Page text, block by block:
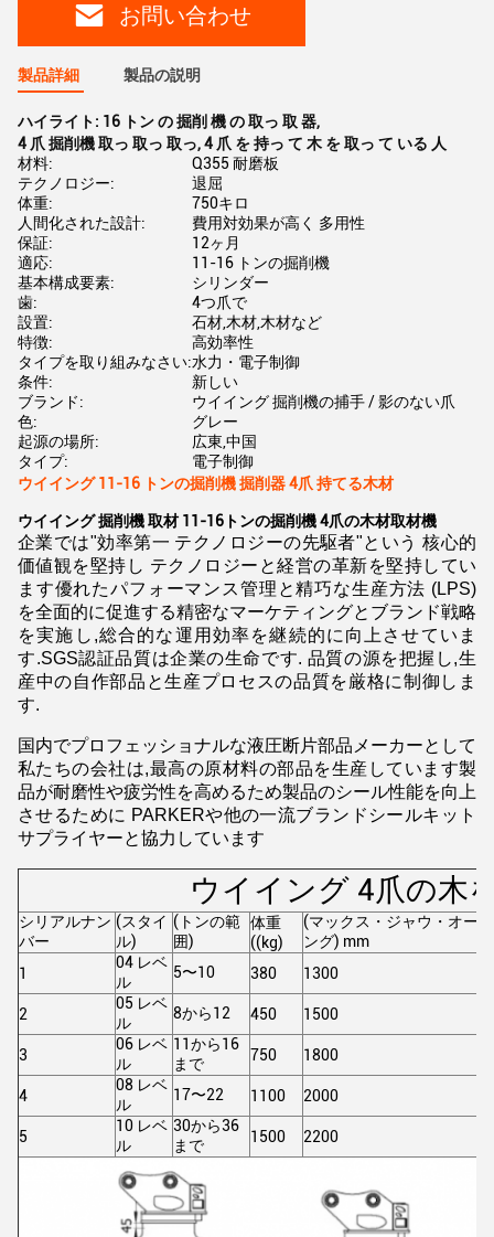
お問い合わせ
製品詳細 製品の説明
ハイライト: 16 トン の 掘削 機 の 取っ 取 器,
4 爪 掘削機 取っ 取っ 取っ,4 爪 を 持っ て 木 を 取っ て いる 人
材料:
Q355 耐磨板
テクノロジー:
退屈
体重:
750キロ
人間化された設計:
費用対効果が高く 多用性
保証:
12ヶ月
適応:
11-16 トンの掘削機
基本構成要素:
シリンダー
歯:
4つ爪で
設置:
石材,木材,木材など
特徴:
高効率性
タイプを取り組みなさい:水力・電子制御
条件:
新しい
ブランド:
ウイイング 掘削機の捕手 / 影のない爪
色:
グレー
起源の場所:
広東,中国
タイプ:
電子制御
ウイイング 11-16 トンの掘削機 掘削器 4爪 持てる木材
ウイイング 掘削機 取材 11-16トンの掘削機 4爪の木材取材機
企業では"効率第一 テクノロジーの先駆者"という 核心的
価値観を堅持し テクノロジーと経営の革新を堅持してい
ます優れたパフォーマンス管理と精巧な生産方法 (LPS)
を全面的に促進する精密なマーケティングとブランド戦略
を実施し,総合的な運用効率を継続的に向上させていま
す.SGS認証品質は企業の生命です. 品質の源を把握し,生
産中の自作部品と生産プロセスの品質を厳格に制御しま
す.
国内でプロフェッショナルな液圧断片部品メーカーとして
私たちの会社は,最高の原材料の部品を生産しています製
品が耐磨性や疲労性を高めるため製品のシール性能を向上
させるために PARKERや他の一流ブランドシールキット
サプライヤーと協力しています
ウイイング 4爪の木
シリアルナン
バー
(スタイ
ル)
(トンの範
囲)
体重
((kg)
(マックス・ジャウ・オー
ング) mm
1
04 レベ
ル
5〜10 380 1300
2
05 レベ
ル
8から12 450 1500
3
06 レベ
ル
11から16
まで
750 1800
4
08 レベ
ル
17〜22 1100 2000
5
10 レベ
ル
30から36
まで
1500 2200